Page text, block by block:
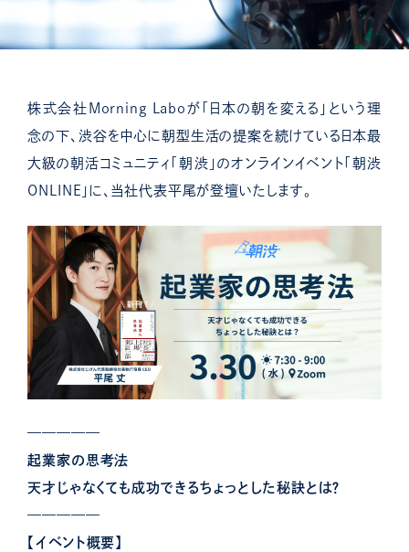
株式会社Morning Laboが「日本の朝を変える」という理
念の下、渋谷を中心に朝型生活の提案を続けている日本最
大級の朝活コミュニティ「朝渋」のオンラインイベント「朝渋
ONLINE」に、当社代表平尾が登壇いたします。
—————
起業家の思考法
天才じゃなくても成功できるちょっとした秘訣とは？
—————
【イベント概要】